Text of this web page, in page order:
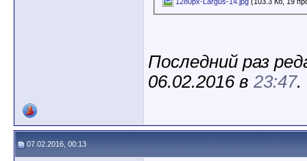
Последний раз
06.02.2016 в 23:47.
07.02.2016, 00:13